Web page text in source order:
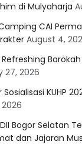
di Mulyaharja
CAI
August 4,
Refreshing
27, 2026
Sosialisasi KUHP
Bogor Selatan
dan Jajaran